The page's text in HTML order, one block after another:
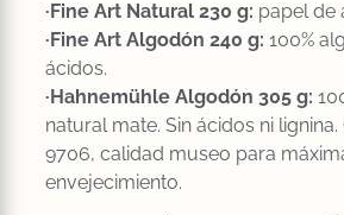
·Fine Art Natural 230 g: papel de
·Fine Art Algodón 240 g:100%
ácidos.
·Hahnemühle Algodón 305 g:
natural mate. Sin ácidos ni
9706, calidad museo para
envejecimiento.